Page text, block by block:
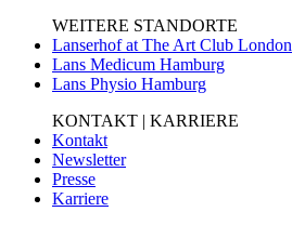
WEITERE STANDORTE
Lanserhof at The Art Club London
Lans Medicum Hamburg
Lans Physio Hamburg
KONTAKT | KARRIERE
Kontakt
Newsletter
Presse
Karriere